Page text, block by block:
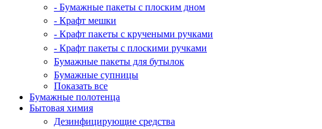
- Бумажные пакеты с плоским дном
- Крафт мешки
- Крафт пакеты с кручеными ручками
- Крафт пакеты с плоскими ручками
Бумажные пакеты для бутылок
Бумажные супницы
Показать все
Бумажные полотенца
Бытовая химия
Дезинфицирующие средства